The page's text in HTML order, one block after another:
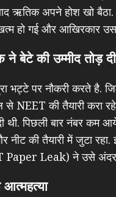
ऋतिक अपने होश खो
हो गई और आखिरकार
ने बेटे की उम्मीद तोड़
भट्टे पर नौकरी करते है.
NEET की तैयारी करा
थी. पिछली बार नंबर कम
की तैयारी में जुटा रहा.
Paper Leak) ने उसे अंदर
आत्महत्या